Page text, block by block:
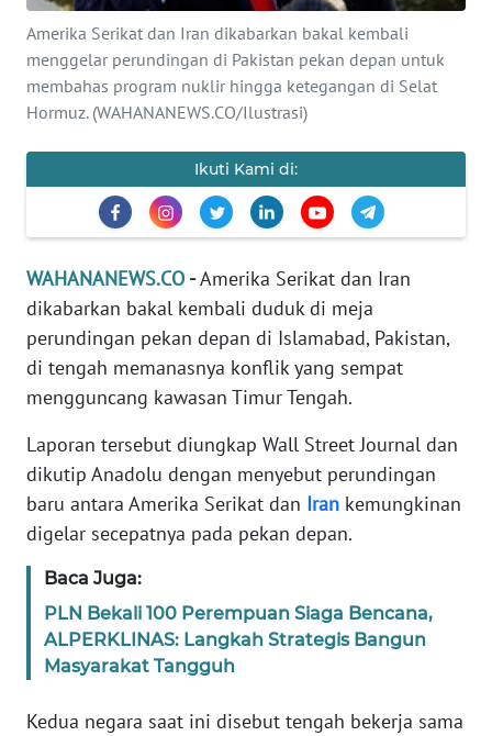
Amerika Serikat dan Iran dikabarkan bakal kembali
menggelar perundingan di Pakistan pekan depan untuk
membahas program nuklir hingga ketegangan di Selat
Hormuz. (WAHANANEWS.CO/Ilustrasi)
Ikuti Kami di:
WAHANANEWS.CO -Amerika Serikat dan Iran
dikabarkan bakal kembali duduk di meja
perundingan pekan depan di Islamabad, Pakistan,
di tengah memanasnya konflik yang sempat
mengguncang kawasan Timur Tengah.
Laporan tersebut diungkap Wall Street Journal dan
dikutip Anadolu dengan menyebut perundingan
baru antara Amerika Serikat dan Iran kemungkinan
digelar secepatnya pada pekan depan.
Baca Juga:
PLN Bekali 100 Perempuan Siaga Bencana,
ALPERKLINAS: Langkah Strategis Bangun
Masyarakat Tangguh
Kedua negara saat ini disebut tengah bekerja sama
SERBA-SERBI
PENDIDIKAN
Informasi
INDEKS
KONTAK
KAMI
INFO
IKLAN
TENTANG
KAMI
MEDIA